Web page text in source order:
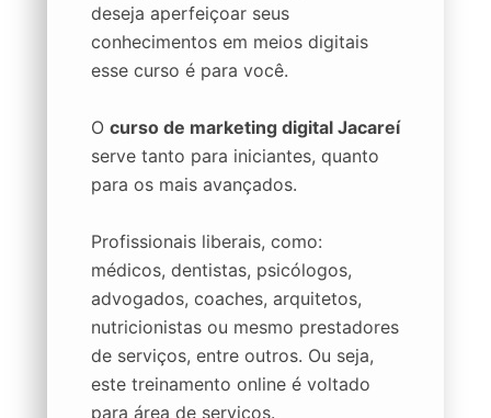
deseja aperfeiçoar seus
conhecimentos em meios digitais
esse curso é para você.
O curso de marketing digital Jacareí
serve tanto para iniciantes, quanto
para os mais avançados.
Profissionais liberais, como:
médicos, dentistas, psicólogos,
advogados, coaches, arquitetos,
nutricionistas ou mesmo prestadores
de serviços, entre outros. Ou seja,
este treinamento online é voltado
para área de serviços.